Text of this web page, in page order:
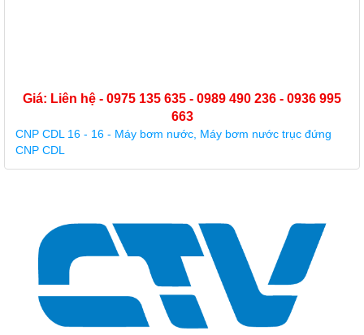
Giá: Liên hệ - 0975 135 635 - 0989 490 236 - 0936 995
663
CNP CDL 16 - 16 - Máy bơm nước, Máy bơm nước trục đứng
CNP CDL